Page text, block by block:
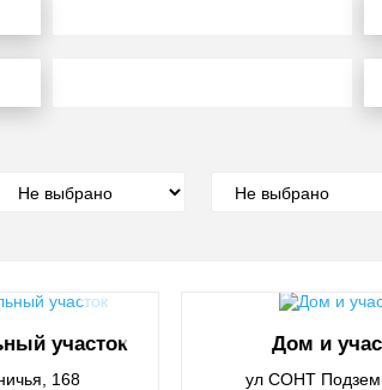
участок
168
Дом и
ул СОНТ